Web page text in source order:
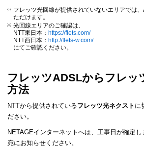
フレッツ光回線が提供されていないエリアでは
ただけます。
光回線エリアのご確認は、
NTT東日本： https://flets.com/
NTT西日本： http://flets-w.com/
にてご確認ください。
フレッツADSLからフレッ
方法
NTTから提供されているフレッツ光ネクスト に
ださい。
NETAGEインターネットへは、工事日が確定
宛にお知らせください。